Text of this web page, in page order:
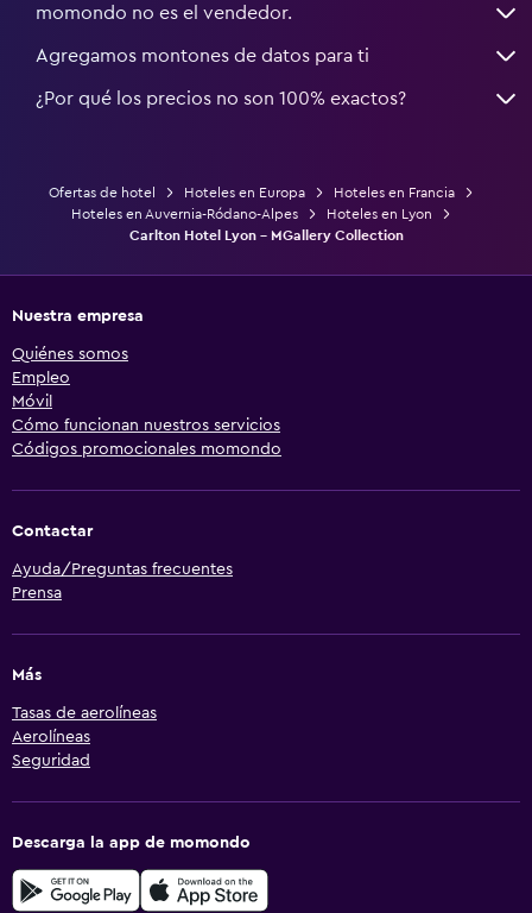
momondo no es el vendedor.
Agregamos montones de datos para ti
¿Por qué los precios no son 100% exactos?
Ofertas de hotel Hoteles en Europa
Hoteles en Francia
Hoteles en Auvernia-Ródano-Alpes
Hoteles en Lyon
Carlton Hotel Lyon - MGallery Collection
Nuestra empresa
Quiénes somos
Empleo
Móvil
Cómo funcionan nuestros servicios
Códigos promocionales momondo
Contactar
Ayuda/Preguntas frecuentes
Prensa
Más
Tasas de aerolíneas
Aerolíneas
Seguridad
Descarga la app de momondo